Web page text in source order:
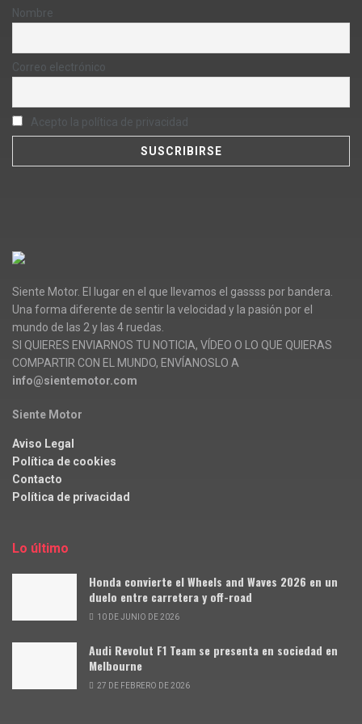
Nombre
Correo electrónico
Acepto la política de privacidad
Siente Motor. El lugar en el que llevamos el gassss por bandera.
Una forma diferente de sentir la velocidad y la pasión por el
mundo de las 2 y las 4 ruedas.
SI QUIERES ENVIARNOS TU NOTICIA, VÍDEO O LO QUE QUIERAS
COMPARTIR CON EL MUNDO, ENVÍANOSLO A
info@sientemotor.com
Siente Motor
Aviso Legal
Política de cookies
Contacto
Política de privacidad
Lo último
Honda convierte el Wheels and Waves 2026 en un
duelo entre carretera y off-road
10 DE JUNIO DE 2026
Audi Revolut F1 Team se presenta en sociedad en
Melbourne
27 DE FEBRERO DE 2026